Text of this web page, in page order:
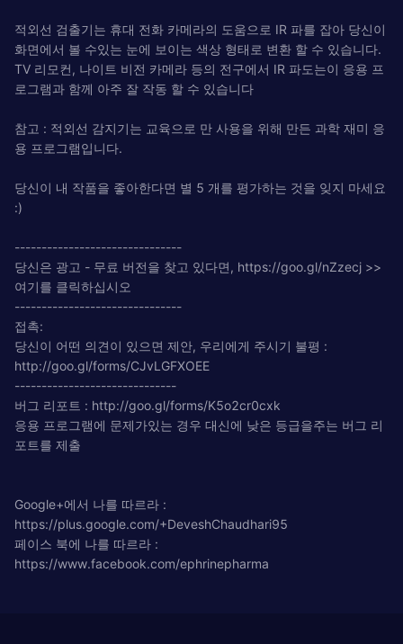
적외선 검출기는 휴대 전화 카메라의 도움으로 IR 파를 잡아 당신이
화면에서 볼 수있는 눈에 보이는 색상 형태로 변환 할 수 있습니다.
TV 리모컨, 나이트 비전 카메라 등의 전구에서 IR 파도는이 응용 프
로그램과 함께 아주 잘 작동 할 수 있습니다
참고 : 적외선 감지기는 교육으로 만 사용을 위해 만든 과학 재미 응
용 프로그램입니다.
당신이 내 작품을 좋아한다면 별 5 개를 평가하는 것을 잊지 마세요
:)
-------------------------------
당신은 광고 - 무료 버전을 찾고 있다면, https://goo.gl/nZzecj >>
여기를 클릭하십시오
-------------------------------
접촉:
당신이 어떤 의견이 있으면 제안, 우리에게 주시기 불평 :
http://goo.gl/forms/CJvLGFXOEE
------------------------------
버그 리포트 : http://goo.gl/forms/K5o2cr0cxk
응용 프로그램에 문제가있는 경우 대신에 낮은 등급을주는 버그 리
포트를 제출
Google+에서 나를 따르라 :
https://plus.google.com/+DeveshChaudhari95
페이스 북에 나를 따르라 :
https://www.facebook.com/ephrinepharma